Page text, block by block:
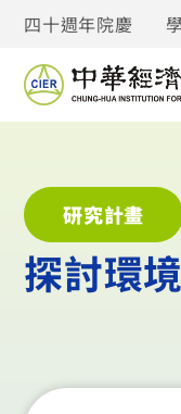
四十週年院慶
研究計畫
探討環